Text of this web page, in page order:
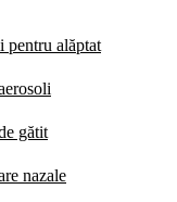
pentru alăptat
gătit
nazale